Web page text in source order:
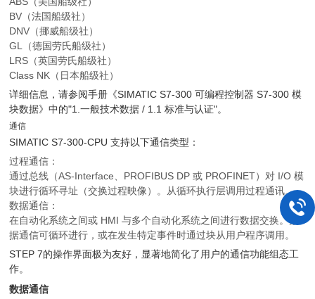
BV（法国船级社）
DNV（挪威船级社）
GL（德国劳氏船级社）
LRS（英国劳氏船级社）
Class NK（日本船级社）
详细信息，请参阅手册《SIMATIC S7-300 可编程控制器 S7-300 模
块数据》中的"1.一般技术数据 / 1.1 标准与认证"。
通信
SIMATIC S7-300-CPU 支持以下通信类型：
过程通信：
通过总线（AS-Interface、PROFIBUS DP 或 PROFINET）对 I/O 模
块进行循环寻址（交换过程映像）。从循环执行层调用过程通讯。
数据通信：
在自动化系统之间或 HMI 与多个自动化系统之间进行数据交换。数
据通信可循环进行，或在发生特定事件时通过块从用户程序调用。
STEP 7的操作界面极为友好，显著地简化了用户的通信功能组态工
作。
数据通信